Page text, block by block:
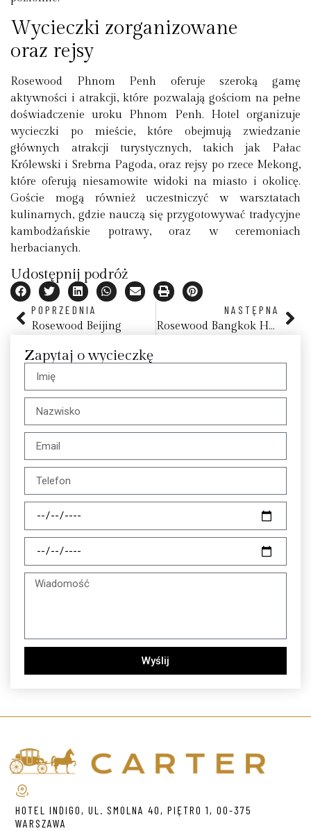
Wycieczki zorganizowane
oraz rejsy
Rosewood Phnom Penh oferuje szeroką gamę
aktywności i atrakcji, które pozwalają gościom na pełne
doświadczenie uroku Phnom Penh. Hotel organizuje
wycieczki po mieście, które obejmują zwiedzanie
głównych atrakcji turystycznych, takich jak Pałac
Królewski i Srebrna Pagoda, oraz rejsy po rzece Mekong,
które oferują niesamowite widoki na miasto i okolicę.
Goście mogą również uczestniczyć w warsztatach
kulinarnych, gdzie nauczą się przygotowywać tradycyjne
kambodżańskie potrawy, oraz w ceremoniach
herbacianych.
Udostępnij podróż
POPRZEDNIA
Rosewood Beijing
NASTĘPNA
Rosewood Bangkok Hotel, Tajlandia
Zapytaj o wycieczkę
Wyślij
HOTEL INDIGO, UL. SMOLNA 40, PIĘTRO 1, 00-375
WARSZAWA